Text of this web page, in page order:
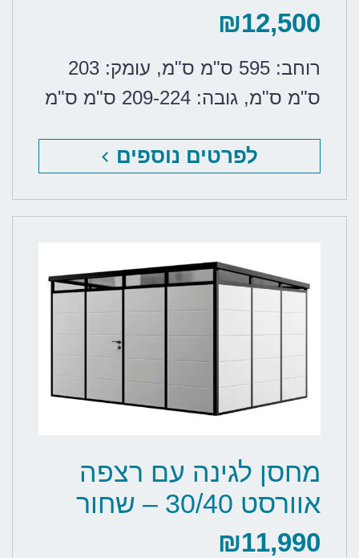
₪12,500
רוחב: 595 ס"מ ס"מ ,
עומק: 203
ס"מ ס"מ, גובה: 209-224 ס"מ ס"מ
לפרטים נוספים
מחסן לגינה עם רצפה
אוורסט 30/40 – שחור
₪11,990